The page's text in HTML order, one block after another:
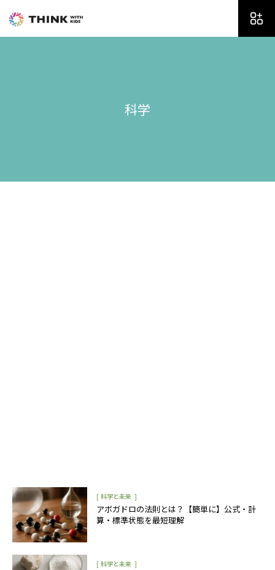
を
科学
[ 科学と未来 ]
アボガドロの法則とは？【簡単に】公式・計
算・標準状態を最短理解
[ 科学と未来 ]